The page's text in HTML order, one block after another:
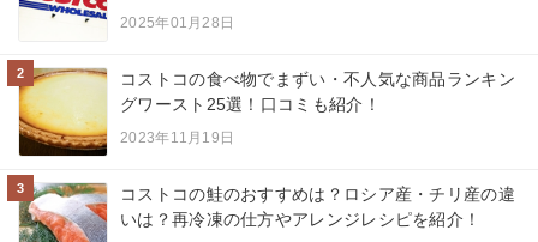
2025年01月28日
2
コストコの食べ物でまずい・不人気な商品ランキン
グワースト25選！口コミも紹介！
2023年11月19日
3
コストコの鮭のおすすめは？ロシア産・チリ産の違
いは？再冷凍の仕方やアレンジレシピを紹介！